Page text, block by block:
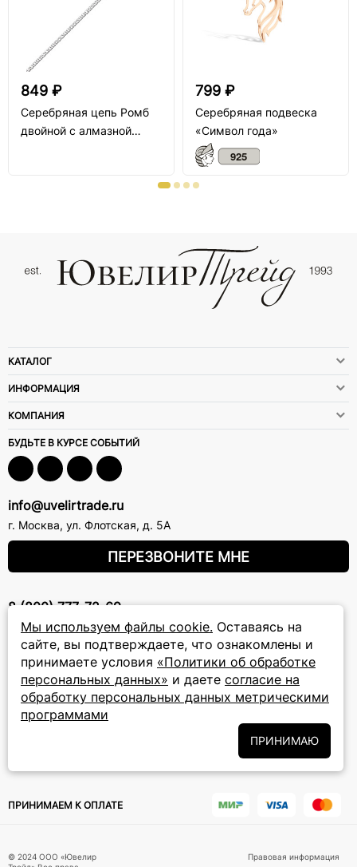
849 ₽
Серебряная цепь Ромб
двойной с алмазной
799 ₽
Серебряная подвеска
«Символ года»
Мы используем файлы cookie. Оставаясь на
сайте, вы подтверждаете, что ознакомлены и
принимаете условия «Политики об обработке
персональных данных» и даете согласие на
обработку персональных данных метрическими
программами
ПРИНИМАЮ
КАТАЛОГ
ИНФОРМАЦИЯ
КОМПАНИЯ
БУДЬТЕ В КУРСЕ СОБЫТИЙ
info@uvelirtrade.ru
г. Москва, ул. Флотская, д. 5А
ПЕРЕЗВОНИТЕ МНЕ
8 (800) 777-72-69
прием звонков: круглосуточно
ПОДПИСКА НА РАССЫЛКУ
Подписаться на новости
и даёте своё согласие на их
ПРИНИМАЕМ К ОПЛАТЕ
© 2024 ООО «Ювелир
Правовая информация